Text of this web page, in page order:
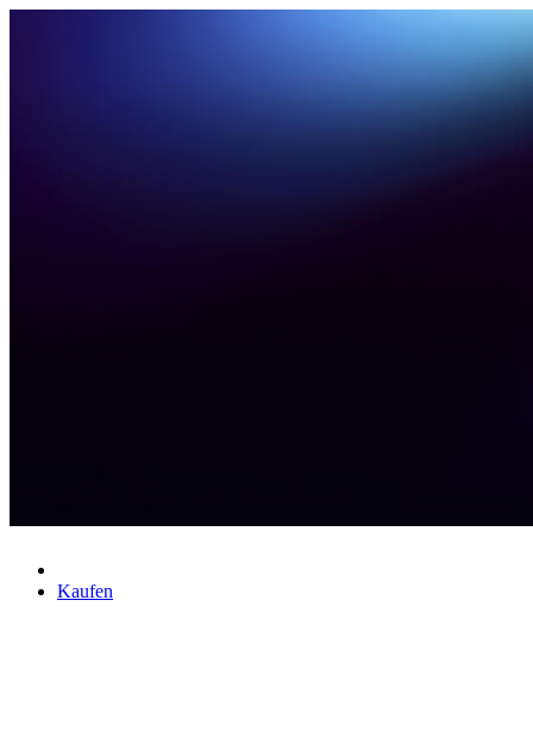
Kaufen